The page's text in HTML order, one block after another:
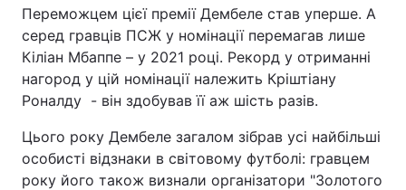
Переможцем цієї премії Дембеле став уперше. А
серед гравців ПСЖ у номінації перемагав лише
Кіліан Мбаппе – у 2021 році. Рекорд у отриманні
нагород у цій номінації належить Кріштіану
Роналду - він здобував її аж шість разів.
Цього року Дембеле загалом зібрав усі найбільші
особисті відзнаки в світовому футболі: гравцем
року його також визнали організатори "Золотого